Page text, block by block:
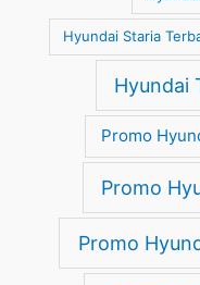
Hyundai Staria
Hyundai
Promo
Promo
Promo